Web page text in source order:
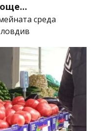
среда